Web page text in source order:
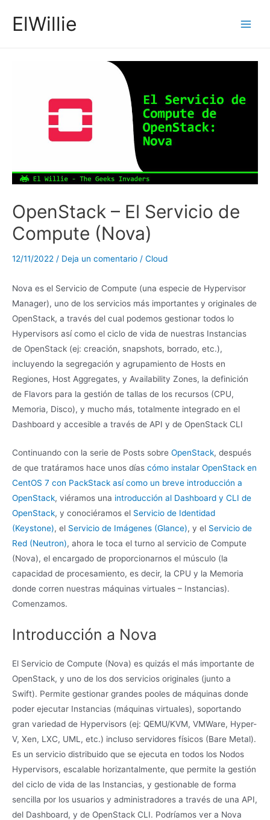
ElWillie
OpenStack – El Servicio de
Compute (Nova)
12/11/2022 / Deja un comentario / Cloud
Nova es el Servicio de Compute (una especie de Hypervisor
Manager), uno de los servicios más importantes y originales de
OpenStack, a través del cual podemos gestionar todos lo
Hypervisors así como el ciclo de vida de nuestras Instancias
de OpenStack (ej: creación, snapshots, borrado, etc.),
incluyendo la segregación y agrupamiento de Hosts en
Regiones, Host Aggregates, y Availability Zones, la definición
de Flavors para la gestión de tallas de los recursos (CPU,
Memoria, Disco), y mucho más, totalmente integrado en el
Dashboard y accesible a través de API y de OpenStack CLI
Continuando con la serie de Posts sobre OpenStack, después
de que tratáramos hace unos días cómo instalar OpenStack en
CentOS 7 con PackStack así como un breve introducción a
OpenStack, viéramos una introducción al Dashboard y CLI de
OpenStack, y conociéramos el Servicio de Identidad
(Keystone), el Servicio de Imágenes (Glance), y el Servicio de
Red (Neutron), ahora le toca el turno al servicio de Compute
(Nova), el encargado de proporcionarnos el músculo (la
capacidad de procesamiento, es decir, la CPU y la Memoria
donde corren nuestras máquinas virtuales – Instancias).
Comenzamos.
Introducción a Nova
El Servicio de Compute (Nova) es quizás el más importante de
OpenStack, y uno de los dos servicios originales (junto a
Swift). Permite gestionar grandes pooles de máquinas donde
poder ejecutar Instancias (máquinas virtuales), soportando
gran variedad de Hypervisors (ej: QEMU/KVM, VMWare, Hyper-
V, Xen, LXC, UML, etc.) incluso servidores físicos (Bare Metal).
Es un servicio distribuido que se ejecuta en todos los Nodos
Hypervisors, escalable horizantalmente, que permite la gestión
del ciclo de vida de las Instancias, y gestionable de forma
sencilla por los usuarios y administradores a través de una API,
del Dashboard, y de OpenStack CLI. Podríamos ver a Nova